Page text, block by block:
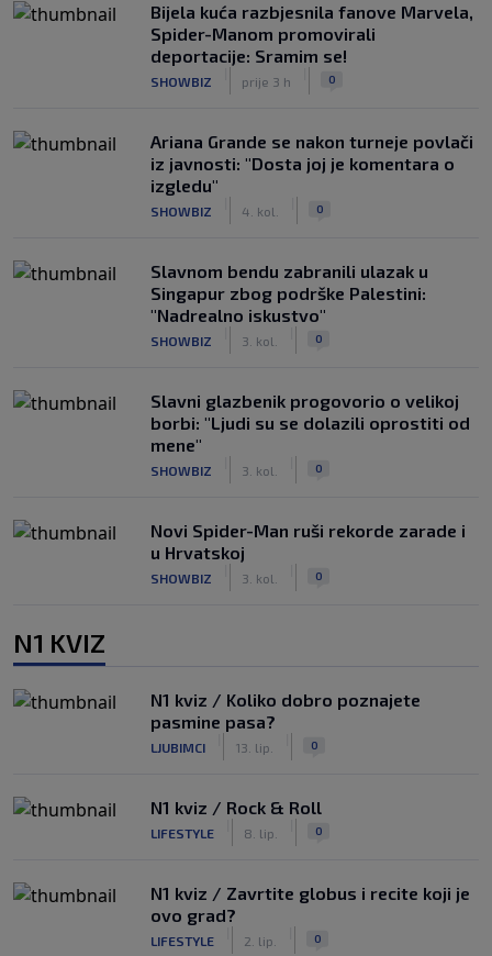
Bijela kuća razbjesnila fanove Marvela,
Spider-Manom promovirali
deportacije: Sramim se!
SHOWBIZ prije 3 h 0
Ariana Grande se nakon turneje povlači
iz javnosti: "Dosta joj je komentara o
izgledu"
SHOWBIZ 4. kol. 0
Slavnom bendu zabranili ulazak u
Singapur zbog podrške Palestini:
"Nadrealno iskustvo"
SHOWBIZ 3. kol. 0
Slavni glazbenik progovorio o velikoj
borbi: "Ljudi su se dolazili oprostiti od
mene"
SHOWBIZ 3. kol. 0
Novi Spider-Man ruši rekorde zarade i
u Hrvatskoj
SHOWBIZ 3. kol. 0
N1 KVIZ
N1 kviz / Koliko dobro poznajete
pasmine pasa?
LJUBIMCI 13. lip. 0
N1 kviz / Rock & Roll
LIFESTYLE 8. lip. 0
N1 kviz / Zavrtite globus i recite koji je
ovo grad?
LIFESTYLE 2. lip. 0